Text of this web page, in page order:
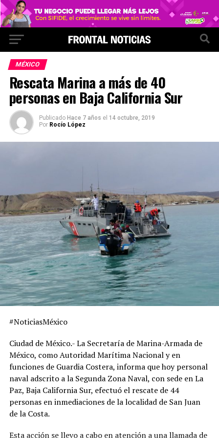
MÉXICO
Rescata Marina a más de 40
personas en Baja California Sur
Publicado Hace 7 años el 14 octubre, 2019
Por Rocío López
#NoticiasMéxico
Ciudad de México.- La Secretaría de Marina-Armada de
México, como Autoridad Marítima Nacional y en
funciones de Guardia Costera, informa que hoy personal
naval adscrito a la Segunda Zona Naval, con sede en La
Paz, Baja California Sur, efectuó el rescate de 44
personas en inmediaciones de la localidad de San Juan
de la Costa.
Esta acción se llevo a cabo en atención a una llamada de